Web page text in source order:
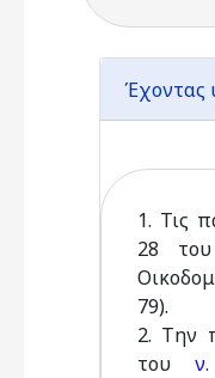
Έχοντας
1. Τις
28
79).
2. Την
του